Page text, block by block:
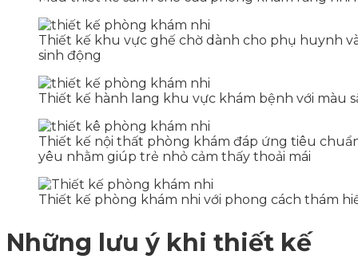
Thiết kế khu vực ghế chờ dành cho phụ huynh
sinh động
Thiết kế hành lang khu vực khám bệnh với màu
Thiết kế nội thất phòng khám đáp ứng tiêu
yêu nhằm giúp trẻ nhỏ cảm thấy thoải mái
Thiết kế phòng khám nhi với phong cách thám
Những lưu ý khi thiết kế